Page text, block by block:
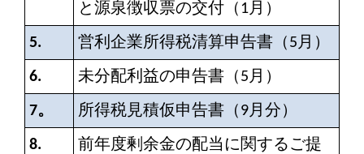
と源泉徴収票の交付（1月）
5. 営利企業所得税清算申告書（5月）
6. 未分配利益の申告書（5月）
7。 所得税見積仮申告書（9月分）
8.
前年度剰余金の配当に関するご提